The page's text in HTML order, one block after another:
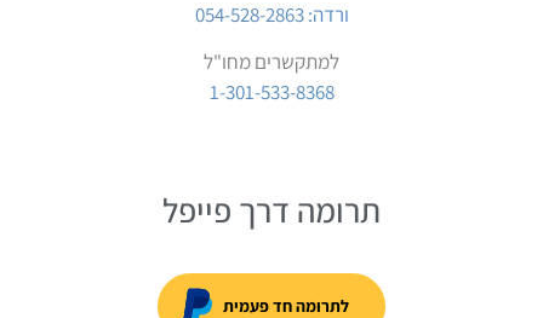
ורדה: 054-528-2863
למתקשרים מחו"ל
1-301-533-8368
תרומה דרך פייפל
לתרומה חד פעמית